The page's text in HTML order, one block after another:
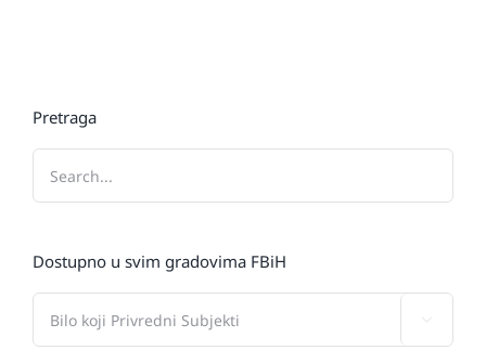
Pretraga
Dostupno u svim gradovima FBiH